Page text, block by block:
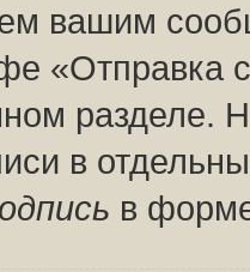
вашим
«Отправка
разделе.
в
в